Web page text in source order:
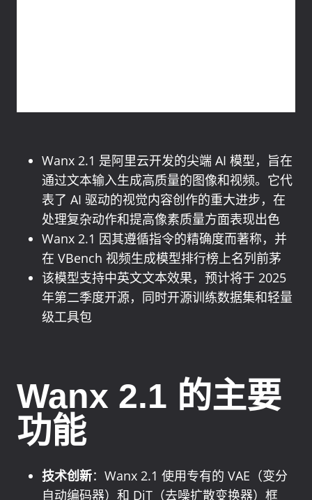
Wanx 2.1 是阿里云开发的尖端 AI 模型，旨在
通过文本输入生成高质量的图像和视频。它代
表了 AI 驱动的视觉内容创作的重大进步，在
处理复杂动作和提高像素质量方面表现出色
Wanx 2.1 因其遵循指令的精确度而著称，并
在 VBench 视频生成模型排行榜上名列前茅
该模型支持中英文文本效果，预计将于 2025
年第二季度开源，同时开源训练数据集和轻量
级工具包
Wanx 2.1 的主要
功能
技术创新：Wanx 2.1 使用专有的 VAE（变分
自动编码器）和 DiT（去噪扩散变换器）框